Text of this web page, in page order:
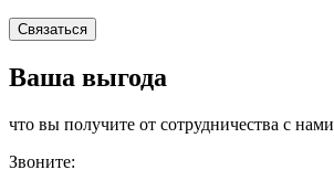
Связаться
Ваша выгода
что вы получите от сотрудничества с нами
Звоните: